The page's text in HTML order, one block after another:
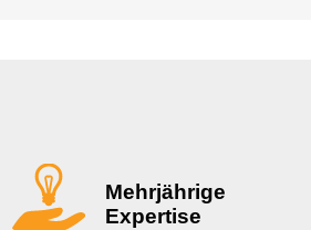
Mehrjährige
Expertise